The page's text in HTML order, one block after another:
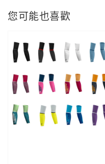
您可能也喜歡